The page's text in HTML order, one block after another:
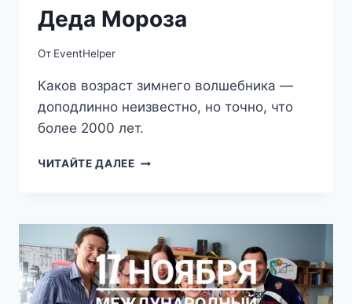
Деда Мороза
От EventHelper
Каков возраст зимнего волшебника —
доподлинно неизвестно, но точно, что
более 2000 лет.
ЧИТАЙТЕ ДАЛЕЕ18.11
ДЕДА
МОРОЗА